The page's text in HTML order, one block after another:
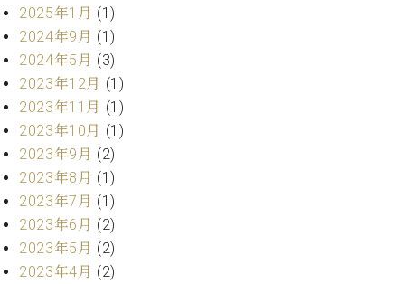
C.
ベ
ヒ
シ
ュ
タ
イ
ン
ア
カ
デ
ミ
ー
ェ
ル
ジ
ュ
ク
セ
ス
セン
トラ
ム東
ご案
内
2025年1月 (1)
2024年9月 (1)
2024年5月 (3)
2023年12月 (1)
2023年11月 (1)
2023年10月 (1)
2023年9月 (2)
2023年8月 (1)
2023年7月 (1)
2023年6月 (2)
2023年5月 (2)
2023年4月 (2)